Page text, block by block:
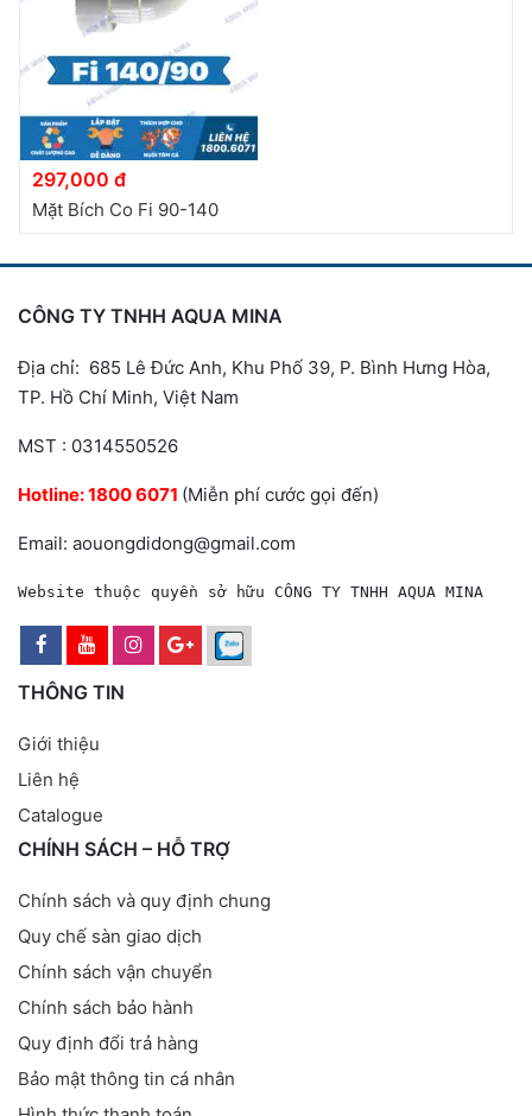
297,000 đ
Mặt Bích Co Fi 90-140
CÔNG TY TNHH AQUA MINA
Địa chỉ: 685 Lê Đức Anh, Khu Phố 39, P. Bình Hưng Hòa,
TP. Hồ Chí Minh, Việt Nam
MST : 0314550526
Hotline:1800 6071 (Miễn phí cước gọi đến)
Email: aouongdidong@gmail.com
Website thuộc quyền sở hữu CÔNG TY TNHH AQUA MINA
THÔNG TIN
Giới thiệu
Liên hệ
Catalogue
CHÍNH SÁCH – HỖ TRỢ
Chính sách và quy định chung
Quy chế sàn giao dịch
Chính sách vận chuyển
Chính sách bảo hành
Quy định đổi trả hàng
Bảo mật thông tin cá nhân